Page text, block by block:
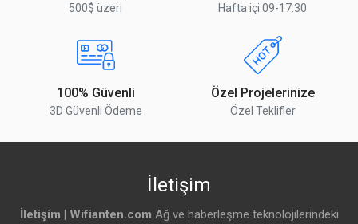
500$ üzeri Hafta içi 09-17:30
100% Güvenli
3D Güvenli Ödeme
Özel Projelerinize
Özel Teklifler
İletişim
İletişim | Wifianten.com Ağ ve haberleşme teknolojilerindeki